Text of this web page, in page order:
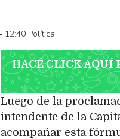
12:40 Política
HACÉ CLICK AQUÍ
Luego de la
intendente de la
acompañar esta